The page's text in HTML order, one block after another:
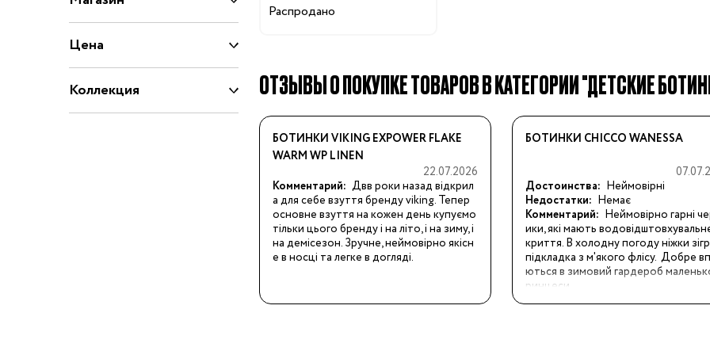
74-86 см
92-104 см
110-128 см
134-146 см
152-176 см
Бренды:
Ботинки и полуботинки
Цена
Коллекция
Распродано
ОТЗЫВЫ О ПОКУПКЕ ТОВАРОВ В КАТЕГОРИИ "ДЕТСКИЕ
БОТИНКИ VIKING EXPOWER FLAKE
WARM WP LINEN
22.07.2026
Комментарий: Двв роки назад відкрил
а для себе взуття бренду viking. Тепер
основне взуття на кожен день купуємо
тільки цього бренду і на літо, і на зиму, і
на демісезон. Зручне, неймовірно якісн
е в носці та легке в догляді.
БОТИНКИ CHICCO WANESSA
Достоинства: Неймовірні
Недостатки: Немає
Комментарий: Неймовірно гарні
ики, які мають
криття. В холодну погоду ніжки
підкладка з м'якого флісу.  Добре
ються в зимовий гардероб
ринцеси